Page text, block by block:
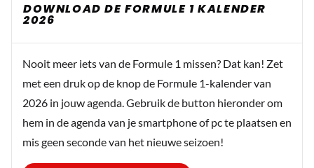
DOWNLOAD DE FORMULE 1 KALENDER
2026
Nooit meer iets van de Formule 1 missen? Dat kan! Zet
met een druk op de knop de Formule 1-kalender van
2026 in jouw agenda. Gebruik de button hieronder om
hem in de agenda van je smartphone of pc te plaatsen en
mis geen seconde van het nieuwe seizoen!